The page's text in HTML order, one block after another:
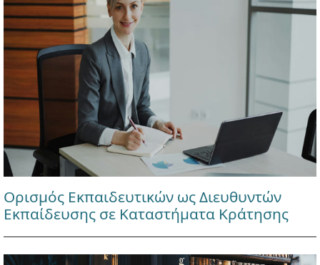
Ορισμός Εκπαιδευτικών ως Διευθυντών
Εκπαίδευσης σε Καταστήματα Κράτησης